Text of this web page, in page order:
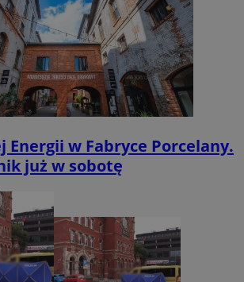
Energii w Fabryce Porcelany.
już w sobotę